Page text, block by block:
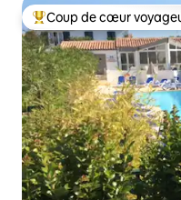
Coups de cœur
Coup de cœur